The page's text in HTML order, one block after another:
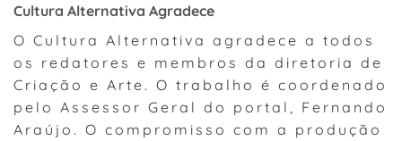
Cultura Alternativa Agradece
O Cultura Alternativa agradece a todos
os redatores e membros da diretoria de
Criação e Arte. O trabalho é coordenado
pelo Assessor Geral do portal, Fernando
Araújo. O compromisso com a produção